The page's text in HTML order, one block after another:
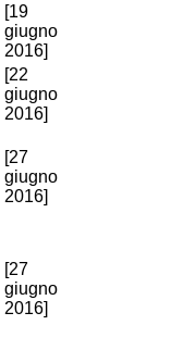
[19
giugno
2016]
[22
giugno
2016]
[27
giugno
2016]
[27
giugno
2016]